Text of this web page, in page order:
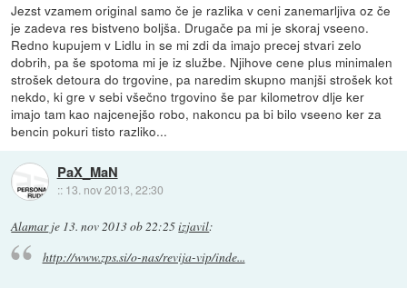
Jezst vzamem original samo če je razlika v ceni zanemarljiva oz če
je zadeva res bistveno boljša. Drugače pa mi je skoraj vseeno.
Redno kupujem v Lidlu in se mi zdi da imajo precej stvari zelo
dobrih, pa še spotoma mi je iz službe. Njihove cene plus minimalen
strošek detoura do trgovine, pa naredim skupno manjši strošek kot
nekdo, ki gre v sebi všečno trgovino še par kilometrov dlje ker
imajo tam kao najcenejšo robo, nakoncu pa bi bilo vseeno ker za
bencin pokuri tisto razliko...
PaX_MaN
:: 13. nov 2013, 22:30
Alamarje 13. nov 2013 ob 22:25izjavil:
http://www.zps.si/o-nas/revija-vip/inde...